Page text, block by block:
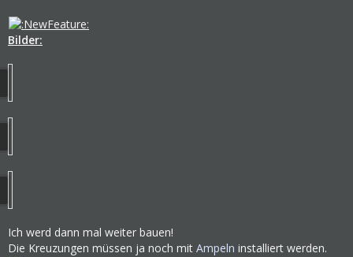
Bilder:
Ich werd dann mal weiter bauen!
Die Kreuzungen müssen ja noch mit Ampeln installiert werden.